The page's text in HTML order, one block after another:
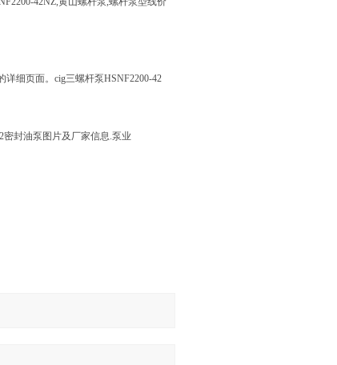
详细页面。cig三螺杆泵HSNF2200-42
密封油泵图片及厂家信息.泵业